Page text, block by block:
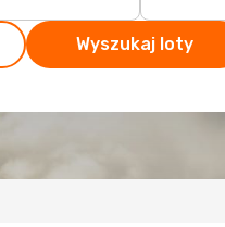
Wyszukaj loty